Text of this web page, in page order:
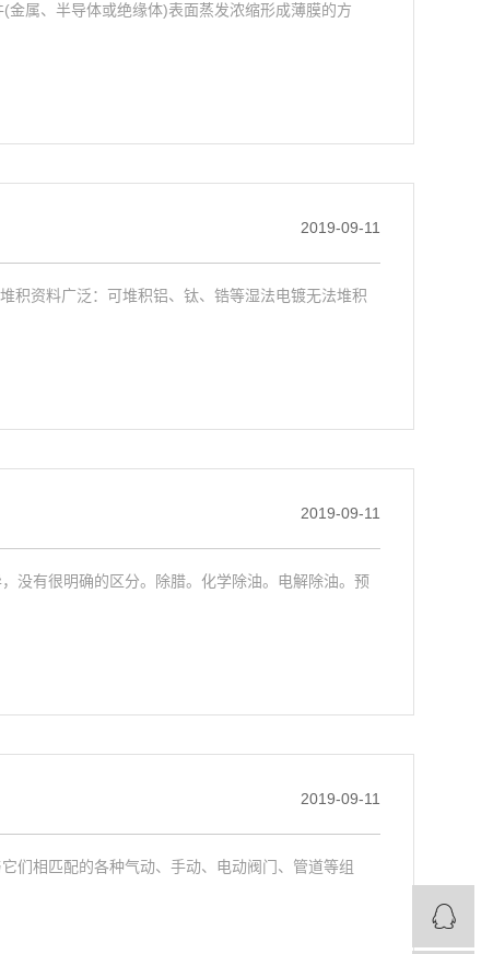
属、半导体或绝缘体)表面蒸发浓缩形成薄膜的方
2019-09-11
积资料广泛：可堆积铝、钛、锆等湿法电镀无法堆积
2019-09-11
没有很明确的区分。除腊。化学除油。电解除油。预
2019-09-11
们相匹配的各种气动、手动、电动阀门、管道等组